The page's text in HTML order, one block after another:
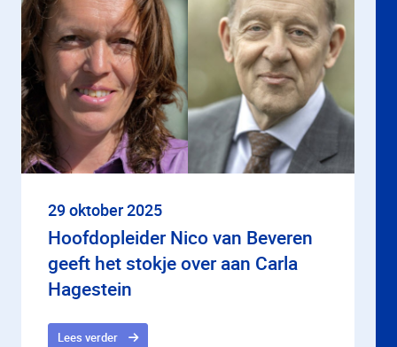
29 oktober 2025
Hoofdopleider Nico van Beveren
geeft het stokje over aan Carla
Hagestein
Lees verder